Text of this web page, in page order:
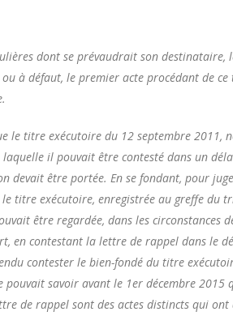
dont se prévaudrait son
à défaut, le premier acte procédant de
le titre exécutoire du 12 septembre 2011,
il pouvait être contesté dans un
être portée. En se fondant, pour
titre exécutoire, enregistrée au greffe du
être regardée, dans les circonstances
en contestant la lettre de rappel dans le
contester le bien-fondé du titre
savoir avant le 1er décembre 2015
de rappel sont des actes distincts qui ont